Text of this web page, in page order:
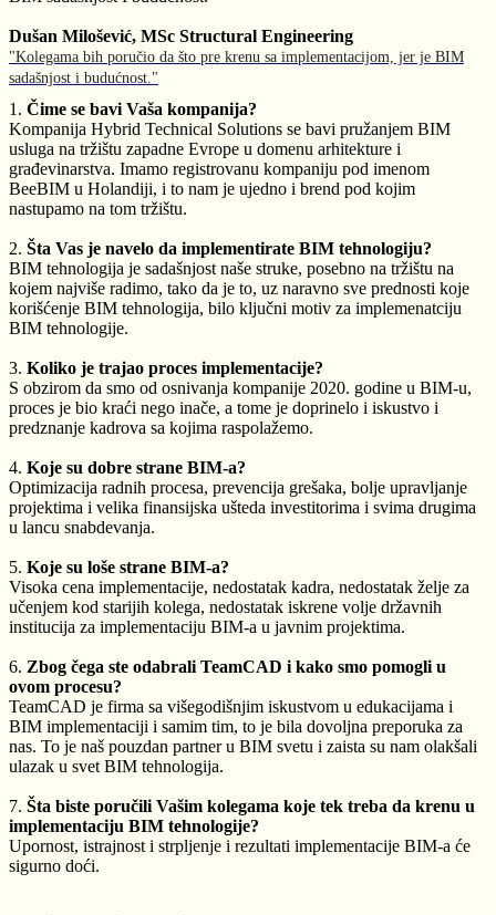
Dušan Milošević, MSc Structural Engineering
"Kolegama bih poručio da što pre krenu sa implementacijom, jer je BIM
sadašnjost i budućnost."
1. Čime se bavi Vaša kompanija?
Kompanija Hybrid Technical Solutions se bavi pružanjem BIM
usluga na tržištu zapadne Evrope u domenu arhitekture i
građevinarstva. Imamo registrovanu kompaniju pod imenom
BeeBIM u Holandiji, i to nam je ujedno i brend pod kojim
nastupamo na tom tržištu.
2. Šta Vas je navelo da implementirate BIM tehnologiju?
BIM tehnologija je sadašnjost naše struke, posebno na tržištu na
kojem najviše radimo, tako da je to, uz naravno sve prednosti koje
korišćenje BIM tehnologija, bilo ključni motiv za implemenatciju
BIM tehnologije.
3. Koliko je trajao proces implementacije?
S obzirom da smo od osnivanja kompanije 2020. godine u BIM-u,
proces je bio kraći nego inače, a tome je doprinelo i iskustvo i
predznanje kadrova sa kojima raspolažemo.
4. Koje su dobre strane BIM-a?
Optimizacija radnih procesa, prevencija grešaka, bolje upravljanje
projektima i velika finansijska ušteda investitorima i svima drugima
u lancu snabdevanja.
5. Koje su loše strane BIM-a?
Visoka cena implementacije, nedostatak kadra, nedostatak želje za
učenjem kod starijih kolega, nedostatak iskrene volje državnih
institucija za implementaciju BIM-a u javnim projektima.
6. Zbog čega ste odabrali TeamCAD i kako smo pomogli u
ovom procesu?
TeamCAD je firma sa višegodišnjim iskustvom u edukacijama i
BIM implementaciji i samim tim, to je bila dovoljna preporuka za
nas. To je naš pouzdan partner u BIM svetu i zaista su nam olakšali
ulazak u svet BIM tehnologija.
7. Šta biste poručili Vašim kolegama koje tek treba da krenu u
implementaciju BIM tehnologije?
Upornost, istrajnost i strpljenje i rezultati implementacije BIM-a će
sigurno doći.